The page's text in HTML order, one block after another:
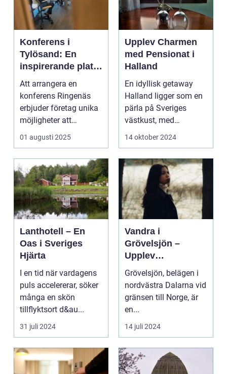
Konferens i
Tylösand: En
inspirerande plats
för din nästa
företagssammank
omst
Att arrangera en
konferens Ringenäs
erbjuder företag unika
möjligheter att
kombinera ...
01 augusti 2025
Upplev Charmen
med Pensionat i
Halland
En idyllisk getaway
Halland ligger som en
pärla på Sveriges
västkust, med
fantastis...
14 oktober 2024
Lanthotell – En
Oas i Sveriges
Hjärta
I en tid när vardagens
puls accelererar, söker
många en skön
tillflyktsort d&au...
31 juli 2024
Vandra i
Grövelsjön –
Upplev
spektakulär natur
och
vildmarksupplevel
ser på nära håll
Grövelsjön, belägen i
nordvästra Dalarna vid
gränsen till Norge, är
en...
14 juli 2024